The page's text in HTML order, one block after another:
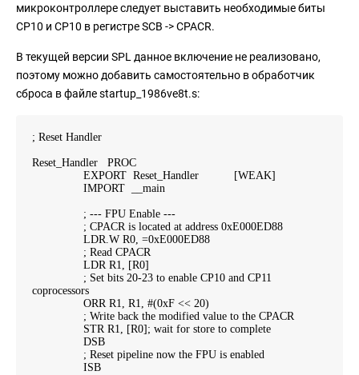
микроконтроллере следует выставить необходимые биты
CP10 и CP10 в регистре SCB -> CPACR.
В текущей версии SPL данное включение не реализовано,
поэтому можно добавить самостоятельно в обработчик
сброса в файле startup_1986ve8t.s:
; Reset Handler
Reset_Handler PROC
EXPORT Reset_Handler [WEAK]
IMPORT __main
; --- FPU Enable ---
; CPACR is located at address 0xE000ED88
LDR.W R0, =0xE000ED88
; Read CPACR
LDR R1, [R0]
; Set bits 20-23 to enable CP10 and CP11
coprocessors
ORR R1, R1, #(0xF << 20)
; Write back the modified value to the CPACR
STR R1, [R0]; wait for store to complete
DSB
; Reset pipeline now the FPU is enabled
ISB